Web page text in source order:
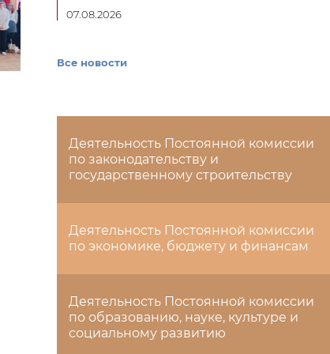
07.08.2026
Все новости
Деятельность Постоянной комиссии
по законодательству и
государственному строительству
Деятельность Постоянной комиссии
по экономике, бюджету и финансам
Деятельность Постоянной комиссии
по образованию, науке, культуре и
социальному развитию